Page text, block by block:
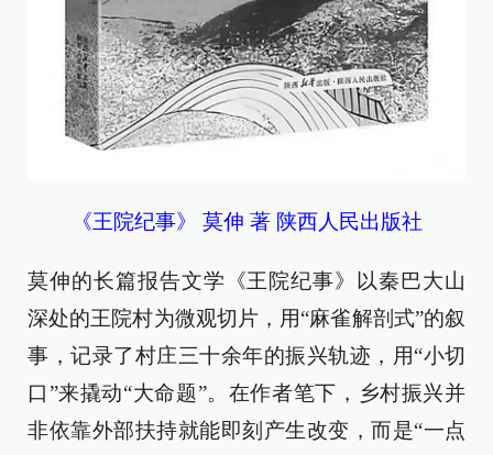
《王院纪事》 莫伸 著 陕西人民出版社
莫伸的长篇报告文学《王院纪事》以秦巴大山
深处的王院村为微观切片，用“麻雀解剖式”的叙
事，记录了村庄三十余年的振兴轨迹，用“小切
口”来撬动“大命题”。在作者笔下，乡村振兴并
非依靠外部扶持就能即刻产生改变，而是“一点